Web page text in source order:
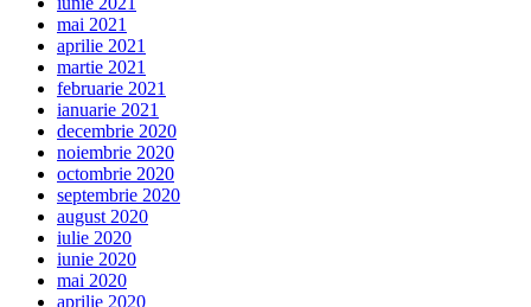
mai 2021
aprilie 2021
martie 2021
februarie 2021
ianuarie 2021
decembrie 2020
noiembrie 2020
octombrie 2020
septembrie 2020
august 2020
iulie 2020
iunie 2020
mai 2020
aprilie 2020